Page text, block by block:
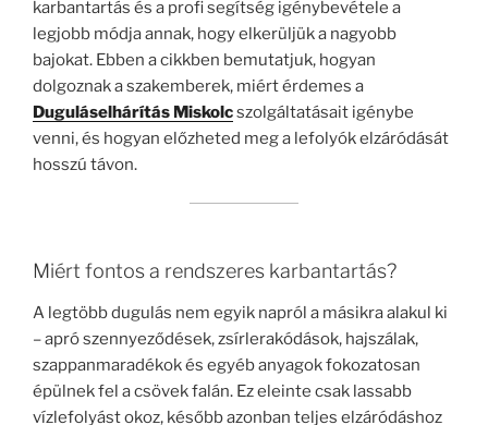
karbantartás és a profi segítség igénybevétele a
legjobb módja annak, hogy elkerüljük a nagyobb
bajokat. Ebben a cikkben bemutatjuk, hogyan
dolgoznak a szakemberek, miért érdemes a
Duguláselhárítás Miskolcszolgáltatásait igénybe
venni, és hogyan előzheted meg a lefolyók elzáródását
hosszú távon.
Miért fontos a rendszeres karbantartás?
A legtöbb dugulás nem egyik napról a másikra alakul ki
– apró szennyeződések, zsírlerakódások, hajszálak,
szappanmaradékok és egyéb anyagok fokozatosan
épülnek fel a csövek falán. Ez eleinte csak lassabb
vízlefolyást okoz, később azonban teljes elzáródáshoz